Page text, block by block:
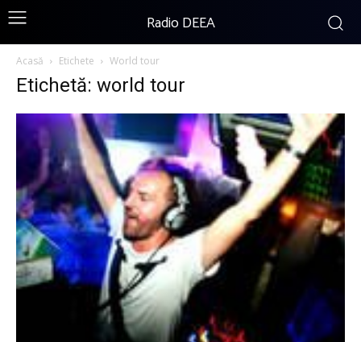
Radio DEEA
Acasă Etichete World tour
Etichetă: world tour